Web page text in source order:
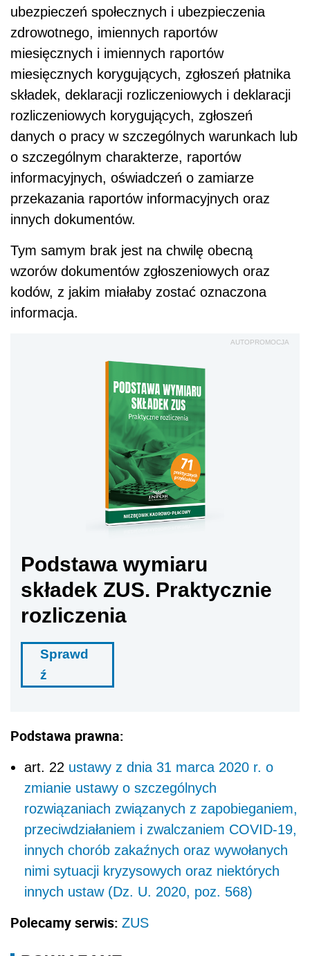
ubezpieczeń społecznych i ubezpieczenia
zdrowotnego, imiennych raportów
miesięcznych i imiennych raportów
miesięcznych korygujących, zgłoszeń płatnika
składek, deklaracji rozliczeniowych i deklaracji
rozliczeniowych korygujących, zgłoszeń
danych o pracy w szczególnych warunkach lub
o szczególnym charakterze, raportów
informacyjnych, oświadczeń o zamiarze
przekazania raportów informacyjnych oraz
innych dokumentów.
Tym samym brak jest na chwilę obecną
wzorów dokumentów zgłoszeniowych oraz
kodów, z jakim miałaby zostać oznaczona
informacja.
AUTOPROMOCJA
Podstawa wymiaru
składek ZUS. Praktycznie
rozliczenia
Sprawd
ź
Podstawa prawna:
art. 22 ustawy z dnia 31 marca 2020 r. o
zmianie ustawy o szczegó lnych
rozwiązaniach związanych z zapobieganiem,
przeciwdziałaniem i zwalczaniem COVID-19,
innych chorób zakaźnych oraz wywołanych
nimi sytuacji kryzysowych oraz niektórych
innych ustaw (Dz. U. 2020, poz. 568)
Polecamy serwis: ZUS